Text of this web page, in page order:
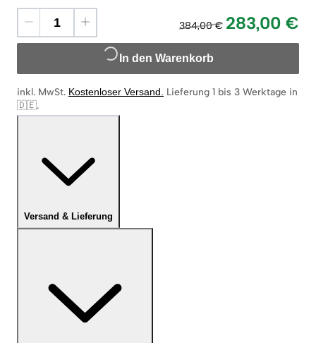
384,00 € 283,00 €
In den Warenkorb
inkl. MwSt. Kostenloser Versand. Lieferung 1 bis 3 Werktage in
🇩🇪.
Versand & Lieferung